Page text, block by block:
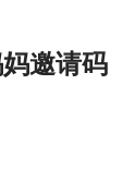
邀请码